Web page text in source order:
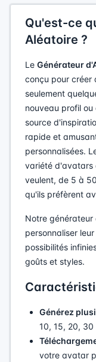
Qu'est-ce
Aléatoire ?
Le Générateur
conçu pour créer
seulement
nouveau profil
source
rapide et
personnalisées.
variété d'avatars
veulent, de 5 à
qu'ils préfèrent
Notre
personnaliser
possibilités
goûts et styles.
Générez
10, 15, 20,
votre avatar